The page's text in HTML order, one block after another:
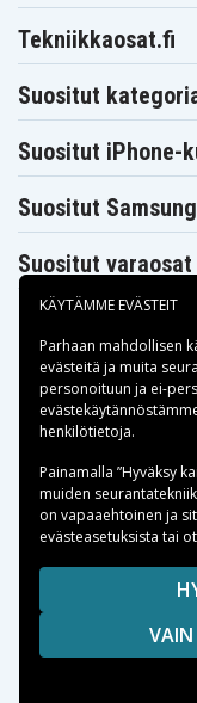
Tekniikkaosat.fi
Suositut
Suositut iPhone-
Suositut
Suositut varaosat
Maksuvaihtoehdot
SIVULLA MAINITUT
KÄYTÄMME EVÄSTEIT
Parhaan mahdollisen
evästeitä ja muita
personoituun ja ei-
henkilötietoja.
Painamalla ”Hyväksy
muiden
on vapaaehtoinen ja
evästeasetuksista tai